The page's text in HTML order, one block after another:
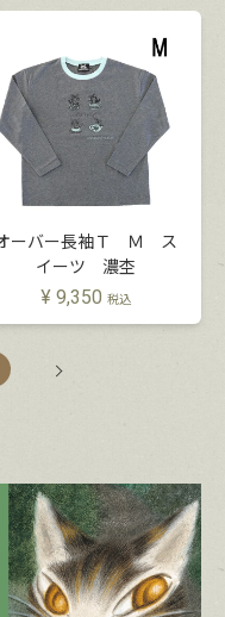
ーバー長袖Ｔ Ｍ ス
イーツ 濃杢
¥ 9,350 税込